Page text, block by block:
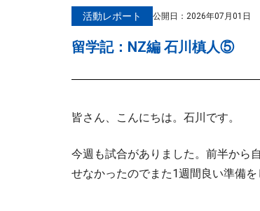
活動レポート 公開日： 2026年07月01日
留学記：NZ編 石川槙人⑤
皆さん、こんにちは。石川です。
今週も試合がありました。前半から
せなかったのでまた1週間良い準備